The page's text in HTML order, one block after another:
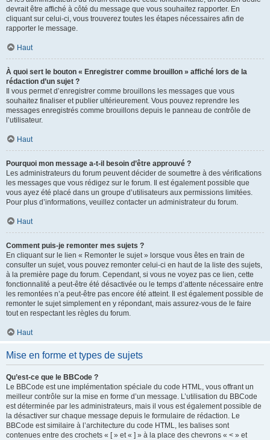
devrait être affiché à côté du message que vous souhaitez rapporter. En
cliquant sur celui-ci, vous trouverez toutes les étapes nécessaires afin de
rapporter le message.
Haut
À quoi sert le bouton « Enregistrer comme brouillon » affiché lors de la
rédaction d’un sujet ?
Il vous permet d’enregistrer comme brouillons les messages que vous
souhaitez finaliser et publier ultérieurement. Vous pouvez reprendre les
messages enregistrés comme brouillons depuis le panneau de contrôle de
l’utilisateur.
Haut
Pourquoi mon message a-t-il besoin d’être approuvé ?
Les administrateurs du forum peuvent décider de soumettre à des vérifications
les messages que vous rédigez sur le forum. Il est également possible que
vous ayez été placé dans un groupe d’utilisateurs aux permissions limitées.
Pour plus d’informations, veuillez contacter un administrateur du forum.
Haut
Comment puis-je remonter mes sujets ?
En cliquant sur le lien « Remonter le sujet » lorsque vous êtes en train de
consulter un sujet, vous pouvez remonter celui-ci en haut de la liste des sujets,
à la première page du forum. Cependant, si vous ne voyez pas ce lien, cette
fonctionnalité a peut-être été désactivée ou le temps d’attente nécessaire entre
les remontées n’a peut-être pas encore été atteint. Il est également possible de
remonter le sujet simplement en y répondant, mais assurez-vous de le faire
tout en respectant les règles du forum.
Haut
Mise en forme et types de sujets
Qu’est-ce que le BBCode ?
Le BBCode est une implémentation spéciale du code HTML, vous offrant un
meilleur contrôle sur la mise en forme d’un message. L’utilisation du BBCode
est déterminée par les administrateurs, mais il vous est également possible de
la désactiver sur chaque message depuis le formulaire de rédaction. Le
BBCode est similaire à l’architecture du code HTML, les balises sont
contenues entre des crochets « [ » et « ] » à la place des chevrons « < » et